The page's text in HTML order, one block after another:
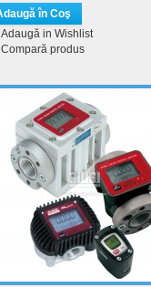
Adaugă in Wishlist
Compară produs